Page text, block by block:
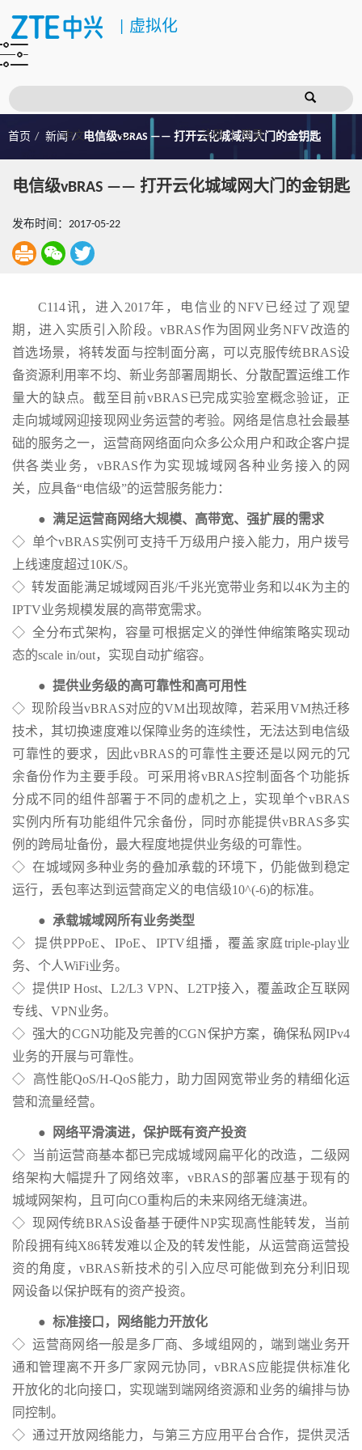
虚拟化
注册 登录
首页 新闻 电信级vBRAS —— 打开云化城域网大门的金钥匙
电信级vBRAS —— 打开云化城域网大门的金钥匙
发布时间：2017-05-22
C114讯，进入2017年，电信业的NFV已经过了观望
期，进入实质引入阶段。vBRAS作为固网业务NFV改造的
首选场景，将转发面与控制面分离，可以克服传统BRAS设
备资源利用率不均、新业务部署周期长、分散配置运维工作
量大的缺点。截至目前vBRAS已完成实验室概念验证，正
走向城域网迎接现网业务运营的考验。网络是信息社会最基
础的服务之一，运营商网络面向众多公众用户和政企客户提
供各类业务，vBRAS作为实现城域网各种业务接入的网
关，应具备“电信级”的运营服务能力：
● 满足运营商网络大规模、高带宽、强扩展的需求
◇ 单个vBRAS实例可支持千万级用户接入能力，用户拨号
上线速度超过10K/S。
◇ 转发面能满足城域网百兆/千兆光宽带业务和以4K为主的
IPTV业务规模发展的高带宽需求。
◇ 全分布式架构，容量可根据定义的弹性伸缩策略实现动
态的scale in/out，实现自动扩缩容。
● 提供业务级的高可靠性和高可用性
◇ 现阶段当vBRAS对应的VM出现故障，若采用VM热迁移
技术，其切换速度难以保障业务的连续性，无法达到电信级
可靠性的要求，因此vBRAS的可靠性主要还是以网元的冗
余备份作为主要手段。可采用将vBRAS控制面各个功能拆
分成不同的组件部署于不同的虚机之上，实现单个vBRAS
实例内所有功能组件冗余备份，同时亦能提供vBRAS多实
例的跨局址备份，最大程度地提供业务级的可靠性。
◇ 在城域网多种业务的叠加承载的环境下，仍能做到稳定
运行，丢包率达到运营商定义的电信级10^(-6)的标准。
● 承载城域网所有业务类型
◇ 提供PPPoE、IPoE、IPTV组播，覆盖家庭triple-play业
务、个人WiFi业务。
◇ 提供IP Host、L2/L3 VPN、L2TP接入，覆盖政企互联网
专线、VPN业务。
◇ 强大的CGN功能及完善的CGN保护方案，确保私网IPv4
业务的开展与可靠性。
◇ 高性能QoS/H-QoS能力，助力固网宽带业务的精细化运
营和流量经营。
● 网络平滑演进，保护既有资产投资
◇ 当前运营商基本都已完成城域网扁平化的改造，二级网
络架构大幅提升了网络效率，vBRAS的部署应基于现有的
城域网架构，且可向CO重构后的未来网络无缝演进。
◇ 现网传统BRAS设备基于硬件NP实现高性能转发，当前
阶段拥有纯X86转发难以企及的转发性能，从运营商运营投
资的角度，vBRAS新技术的引入应尽可能做到充分利旧现
网设备以保护既有的资产投资。
● 标准接口，网络能力开放化
◇ 运营商网络一般是多厂商、多域组网的，端到端业务开
通和管理离不开多厂家网元协同，vBRAS应能提供标准化
开放化的北向接口，实现端到端网络资源和业务的编排与协
同控制。
◇ 通过开放网络能力，与第三方应用平台合作，提供灵活